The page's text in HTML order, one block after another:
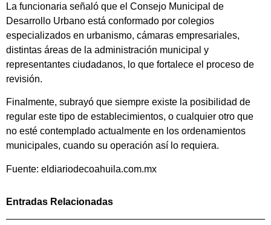
La funcionaria señaló que el Consejo Municipal de
Desarrollo Urbano está conformado por colegios
especializados en urbanismo, cámaras empresariales,
distintas áreas de la administración municipal y
representantes ciudadanos, lo que fortalece el proceso de
revisión.
Finalmente, subrayó que siempre existe la posibilidad de
regular este tipo de establecimientos, o cualquier otro que
no esté contemplado actualmente en los ordenamientos
municipales, cuando su operación así lo requiera.
Fuente: eldiariodecoahuila.com.mx
Entradas Relacionadas